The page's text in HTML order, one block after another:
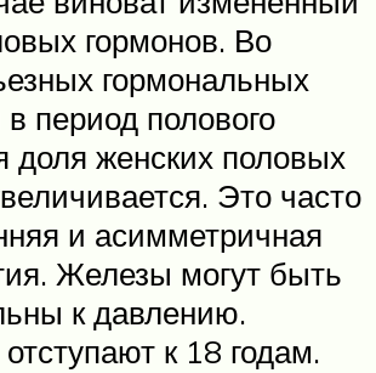
гормонов. Во
гормональных
период полового
доля женских половых
Это часто
и асимметричная
Железы могут быть
к давлению.
к 18 годам.